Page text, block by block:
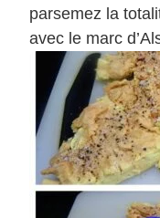
parsemez la
avec le marc